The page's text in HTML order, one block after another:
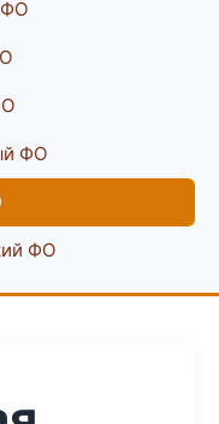
ФО
ФО
ФО